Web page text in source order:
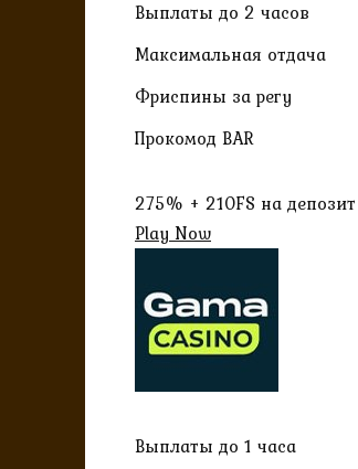
Выплаты до 2 часов
Максимальная отдача
Фриспины за регу
Прокомод BAR
275% + 210FS на депозит
Play Now
Выплаты до 1 часа